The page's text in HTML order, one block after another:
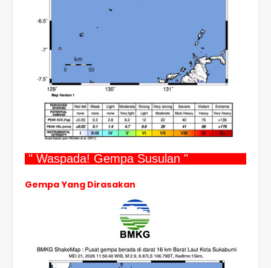
" Waspada! Gempa Susulan "
Gempa Yang Dirasakan